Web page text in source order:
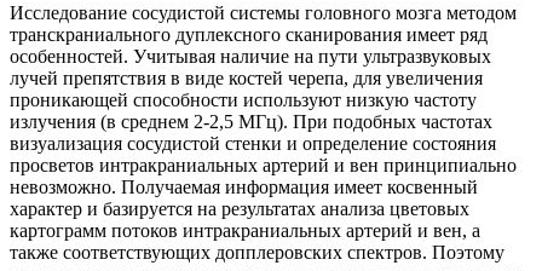
Исследование сосудистой системы головного мозга методом
транскраниального дуплексного сканирования имеет ряд
особенностей. Учитывая наличие на пути ультразвуковых
лучей препятствия в виде костей черепа, для увеличения
проникающей способности используют низкую частоту
излучения (в среднем 2-2,5 МГц). При подобных частотах
визуализация сосудистой стенки и определение состояния
просветов интракраниальных артерий и вен принципиально
невозможно. Получаемая информация имеет косвенный
характер и базируется на результатах анализа цветовых
картограмм потоков интракраниальных артерий и вен, а
также соответствующих допплеровских спектров. Поэтому